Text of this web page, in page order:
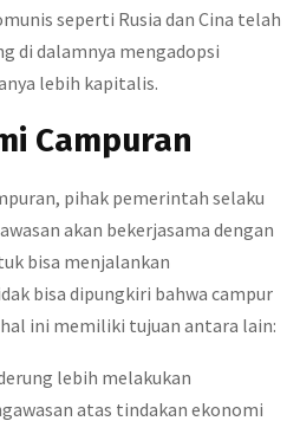
seperti Rusia dan Cina telah
di dalamnya mengadopsi
lebih kapitalis.
Campuran
pihak pemerintah selaku
akan bekerjasama dengan
bisa menjalankan
bisa dipungkiri bahwa campur
ini memiliki tujuan antara lain:
lebih melakukan
atas tindakan ekonomi